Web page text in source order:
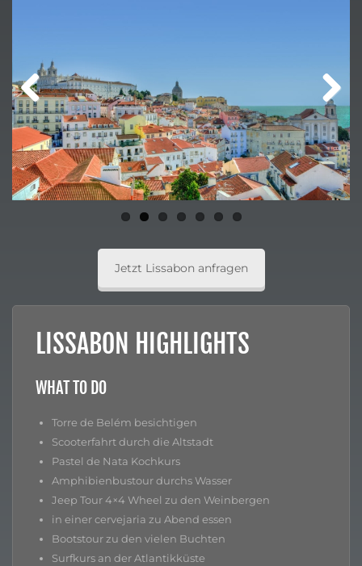
Previ
ous
Next
Jetzt Lissabon anfragen
LISSABON HIGHLIGHTS
WHAT TO DO
Torre de Belém besichtigen
Scooterfahrt durch die Altstadt
Pastel de Nata Kochkurs
Amphibienbustour durchs Wasser
Jeep Tour 4×4 Wheel zu den Weinbergen
in einer cervejaria zu Abend essen
Bootstour zu den vielen Buchten
Surfkurs an der Atlantikküste